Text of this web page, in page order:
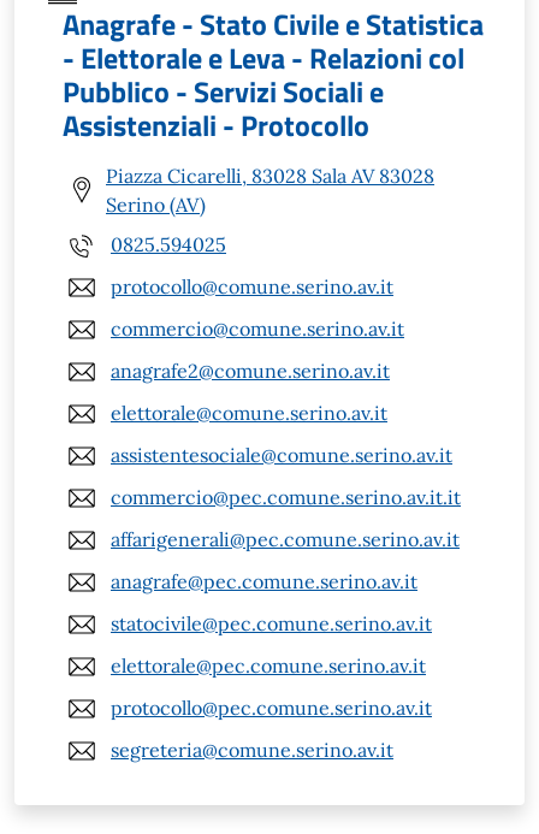
Anagrafe - Stato Civile e Statistica
- Elettorale e Leva - Relazioni col
Pubblico - Servizi Sociali e
Assistenziali - Protocollo
Piazza Cicarelli, 83028 Sala AV 83028
Serino (AV)
0825.594025
protocollo@comune.serino.av.it
commercio@comune.serino.av.it
anagrafe2@comune.serino.av.it
elettorale@comune.serino.av.it
assistentesociale@comune.serino.av.it
commercio@pec.comune.serino.av.it.it
affarigenerali@pec.comune.serino.av.it
anagrafe@pec.comune.serino.av.it
statocivile@pec.comune.serino.av.it
elettorale@pec.comune.serino.av.it
protocollo@pec.comune.serino.av.it
segreteria@comune.serino.av.it